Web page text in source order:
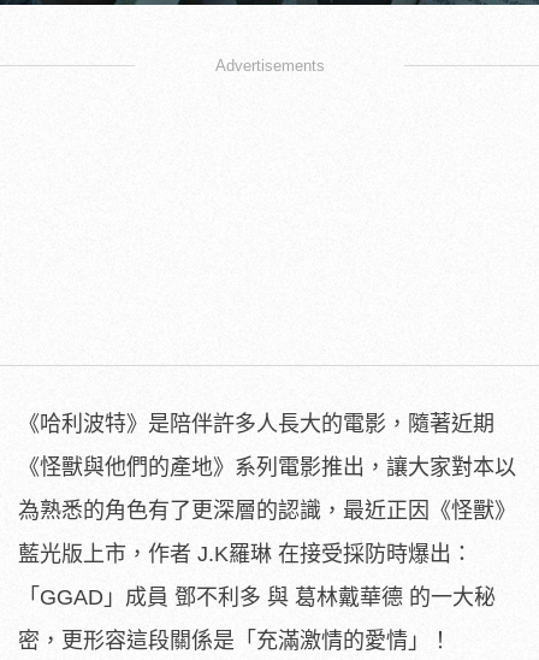
Advertisements
《哈利波特》是陪伴許多人長大的電影，隨著近期
《怪獸與他們的產地》系列電影推出，讓大家對本以
為熟悉的角色有了更深層的認識，最近正因《怪獸》
藍光版上市，作者 J.K羅琳 在接受採防時爆出：
「GGAD」成員 鄧不利多 與 葛林戴華德 的一大秘
密，更形容這段關係是「充滿激情的愛情」！